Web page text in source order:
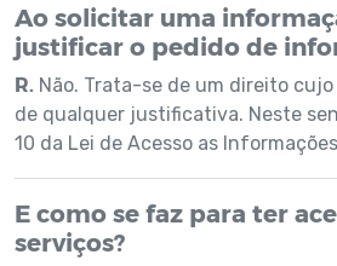
Ao solicitar uma
justificar o pedido de
R. Não. Trata-se de um direito
de qualquer justificativa. Neste
10 da Lei de Acesso as
E como se faz para ter
serviços?